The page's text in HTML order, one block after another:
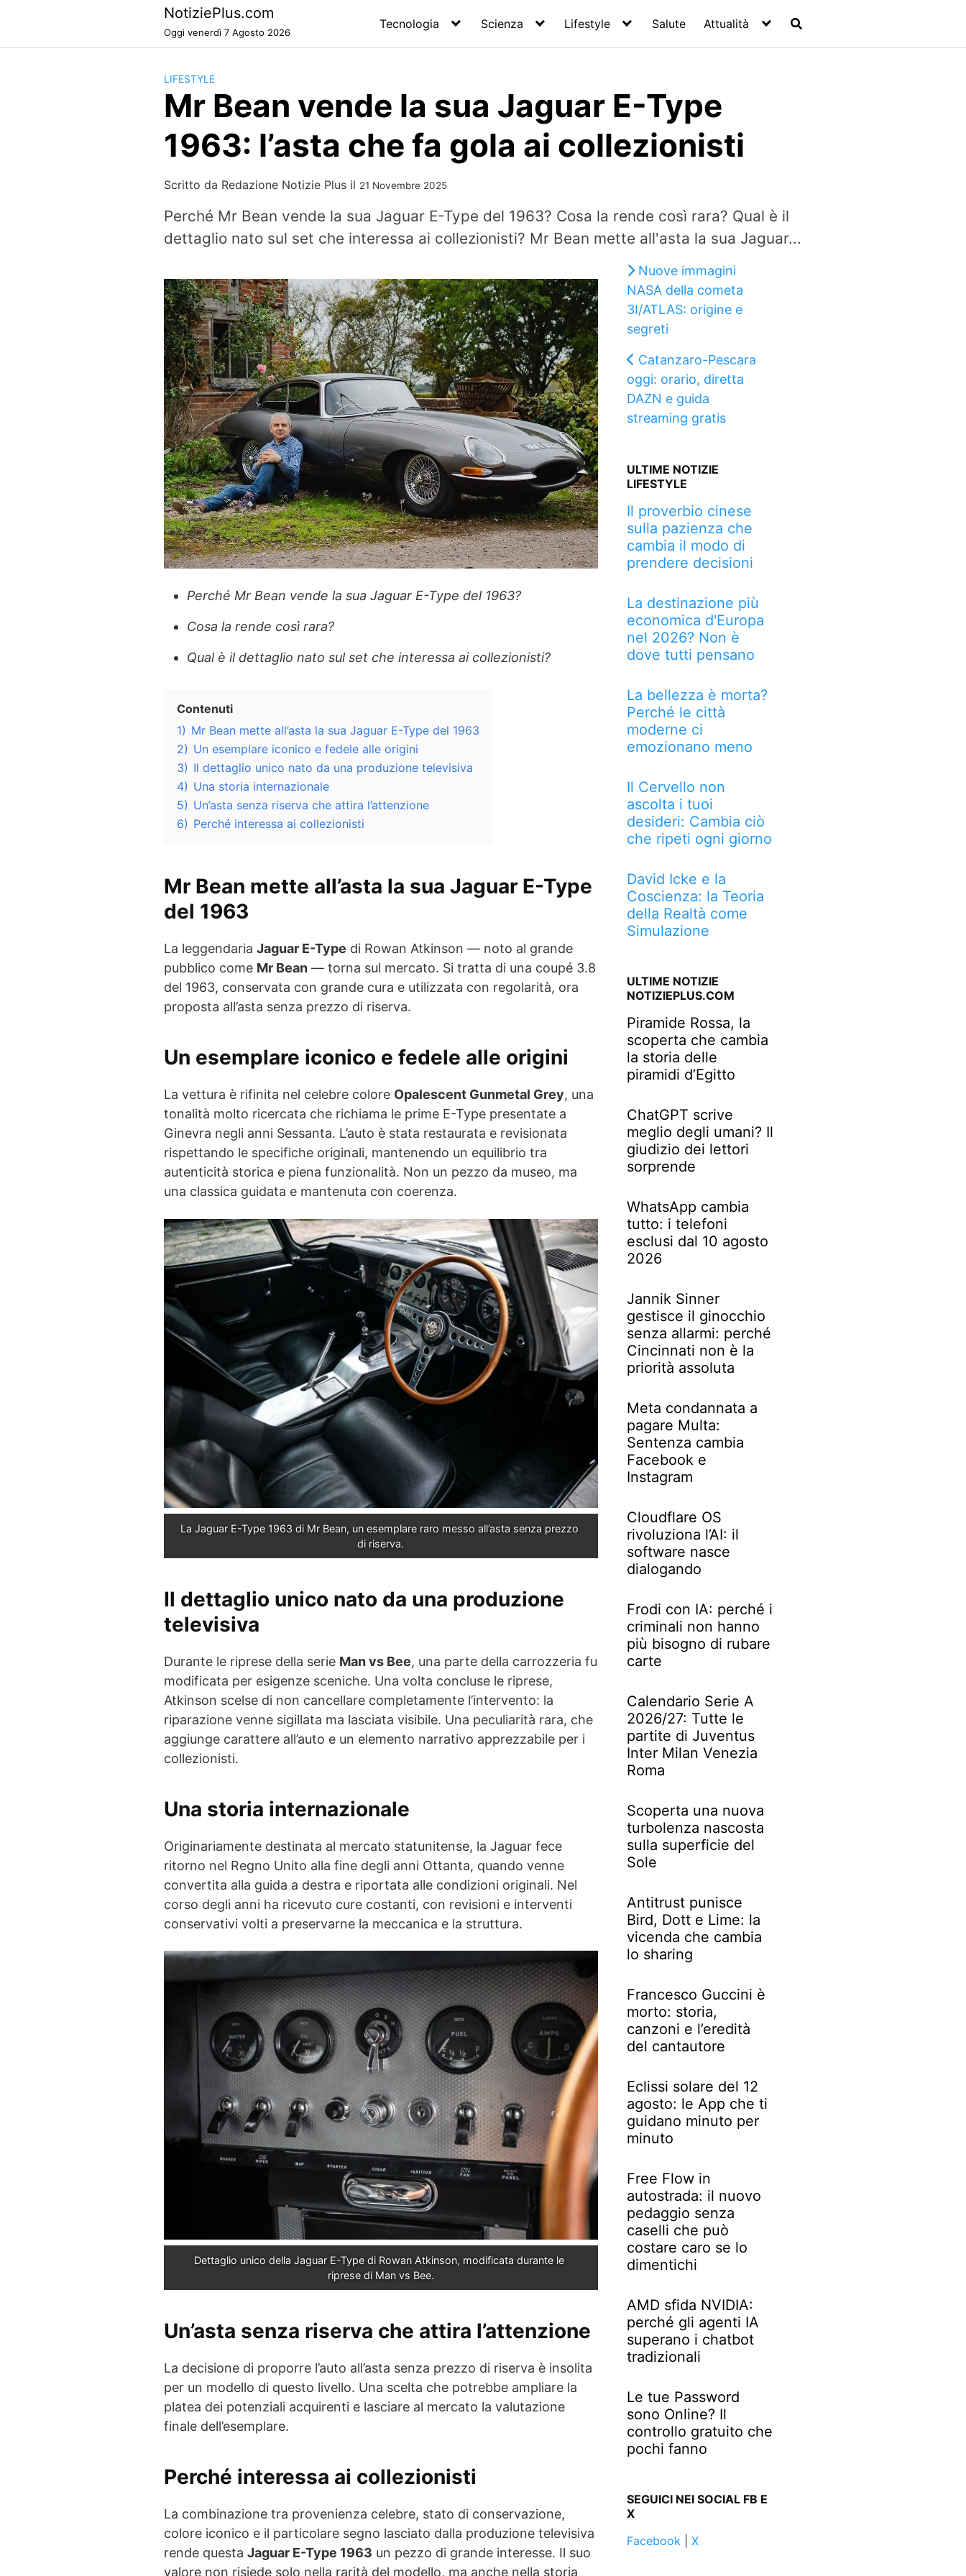
NotiziePlus.com
Oggi venerdì 7 Agosto 2026
Tecnologia Scienza Lifestyle Salute Attualità
LIFESTYLE
Mr Bean vende la sua Jaguar E-Type
1963: l’asta che fa gola ai collezionisti
Scritto da Redazione Notizie Plus il 21 Novembre 2025
Perché Mr Bean vende la sua Jaguar E-Type del 1963? Cosa la rende così rara? Qual è il
dettaglio nato sul set che interessa ai collezionisti? Mr Bean mette all'asta la sua Jaguar...
Perché Mr Bean vende la sua Jaguar E-Type del 1963?
Cosa la rende così rara?
Qual è il dettaglio nato sul set che interessa ai collezionisti?
Contenuti
1) Mr Bean mette all’asta la sua Jaguar E-Type del 1963
2) Un esemplare iconico e fedele alle origini
3) Il dettaglio unico nato da una produzione televisiva
4) Una storia internazionale
5) Un’asta senza riserva che attira l’attenzione
6) Perché interessa ai collezionisti
Mr Bean mette all’asta la sua Jaguar E-Type
del 1963
La leggendaria Jaguar E-Type di Rowan Atkinson — noto al grande
pubblico come Mr Bean — torna sul mercato. Si tratta di una coupé 3.8
del 1963, conservata con grande cura e utilizzata con regolarità, ora
proposta all’asta senza prezzo di riserva.
Un esemplare iconico e fedele alle origini
La vettura è rifinita nel celebre colore Opalescent Gunmetal Grey, una
tonalità molto ricercata che richiama le prime E-Type presentate a
Ginevra negli anni Sessanta. L’auto è stata restaurata e revisionata
rispettando le specifiche originali, mantenendo un equilibrio tra
autenticità storica e piena funzionalità. Non un pezzo da museo, ma
una classica guidata e mantenuta con coerenza.
La Jaguar E-Type 1963 di Mr Bean, un esemplare raro messo all’asta senza prezzo
di riserva.
Il dettaglio unico nato da una produzione
televisiva
Durante le riprese della serie Man vs Bee, una parte della carrozzeria fu
modificata per esigenze sceniche. Una volta concluse le riprese,
Atkinson scelse di non cancellare completamente l’intervento: la
riparazione venne sigillata ma lasciata visibile. Una peculiarità rara, che
aggiunge carattere all’auto e un elemento narrativo apprezzabile per i
collezionisti.
Una storia internazionale
Originariamente destinata al mercato statunitense, la Jaguar fece
ritorno nel Regno Unito alla fine degli anni Ottanta, quando venne
convertita alla guida a destra e riportata alle condizioni originali. Nel
corso degli anni ha ricevuto cure costanti, con revisioni e interventi
conservativi volti a preservarne la meccanica e la struttura.
Dettaglio unico della Jaguar E-Type di Rowan Atkinson, modificata durante le
riprese di Man vs Bee.
Un’asta senza riserva che attira l’attenzione
La decisione di proporre l’auto all’asta senza prezzo di riserva è insolita
per un modello di questo livello. Una scelta che potrebbe ampliare la
platea dei potenziali acquirenti e lasciare al mercato la valutazione
finale dell’esemplare.
Perché interessa ai collezionisti
La combinazione tra provenienza celebre, stato di conservazione,
colore iconico e il particolare segno lasciato dalla produzione televisiva
rende questa Jaguar E-Type 1963 un pezzo di grande interesse. Il suo
valore non risiede solo nella rarità del modello, ma anche nella storia
Nuove immagini
NASA della cometa
3I/ATLAS: origine e
segreti
Catanzaro-Pescara
oggi: orario, diretta
DAZN e guida
streaming gratis
ULTIME NOTIZIE
LIFESTYLE
Il proverbio cinese
sulla pazienza che
cambia il modo di
prendere decisioni
La destinazione più
economica d'Europa
nel 2026? Non è
dove tutti pensano
La bellezza è morta?
Perché le città
moderne ci
emozionano meno
Il Cervello non
ascolta i tuoi
desideri: Cambia ciò
che ripeti ogni giorno
David Icke e la
Coscienza: la Teoria
della Realtà come
Simulazione
ULTIME NOTIZIE
NOTIZIEPLUS.COM
Piramide Rossa, la
scoperta che cambia
la storia delle
piramidi d’Egitto
ChatGPT scrive
meglio degli umani? Il
giudizio dei lettori
sorprende
WhatsApp cambia
tutto: i telefoni
esclusi dal 10 agosto
2026
Jannik Sinner
gestisce il ginocchio
senza allarmi: perché
Cincinnati non è la
priorità assoluta
Meta condannata a
pagare Multa:
Sentenza cambia
Facebook e
Instagram
Cloudflare OS
rivoluziona l’AI: il
software nasce
dialogando
Frodi con IA: perché i
criminali non hanno
più bisogno di rubare
carte
Calendario Serie A
2026/27: Tutte le
partite di Juventus
Inter Milan Venezia
Roma
Scoperta una nuova
turbolenza nascosta
sulla superficie del
Sole
Antitrust punisce
Bird, Dott e Lime: la
vicenda che cambia
lo sharing
Francesco Guccini è
morto: storia,
canzoni e l’eredità
del cantautore
Eclissi solare del 12
agosto: le App che ti
guidano minuto per
minuto
Free Flow in
autostrada: il nuovo
pedaggio senza
caselli che può
costare caro se lo
dimentichi
AMD sfida NVIDIA:
perché gli agenti IA
superano i chatbot
tradizionali
Le tue Password
sono Online? Il
controllo gratuito che
pochi fanno
SEGUICI NEI SOCIAL FB E
X
Facebook| X